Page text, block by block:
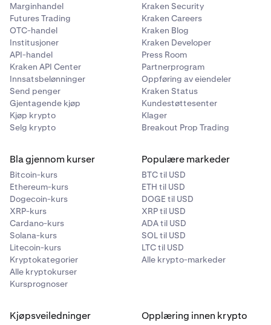
Marginhandel
Futures Trading
OTC-handel
Institusjoner
API-handel
Kraken API Center
Innsatsbelønninger
Send penger
Gjentagende kjøp
Kjøp krypto
Selg krypto
Kraken Security
Kraken Careers
Kraken Blog
Kraken Developer
Press Room
Partnerprogram
Oppføring av eiendeler
Kraken Status
Kundestøttesenter
Klager
Breakout Prop Trading
Bla gjennom kurser
Bitcoin-kurs
Ethereum-kurs
Dogecoin-kurs
XRP-kurs
Cardano-kurs
Solana-kurs
Litecoin-kurs
Kryptokategorier
Alle kryptokurser
Kursprognoser
Populære markeder
BTC til USD
ETH til USD
DOGE til USD
XRP til USD
ADA til USD
SOL til USD
LTC til USD
Alle krypto-markeder
Kjøpsveiledninger Opplæring innen krypto